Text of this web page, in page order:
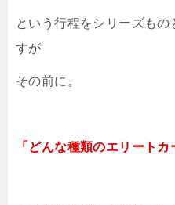
という行程をシリーズも
すが
その前に。
「どんな種類のエリート